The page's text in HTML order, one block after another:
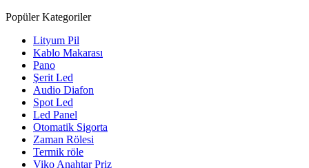
Popüler Kategoriler
Lityum Pil
Kablo Makarası
Pano
Şerit Led
Audio Diafon
Spot Led
Led Panel
Otomatik Sigorta
Zaman Rölesi
Termik röle
Viko Anahtar Priz